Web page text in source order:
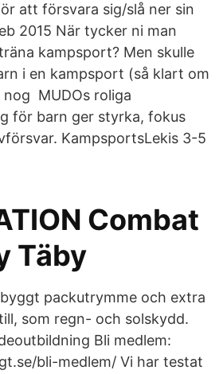
att försvara sig/slå ner sin
2015 När tycker ni man
kampsport? Men skulle
i en kampsport (så klart om
nog MUDOs roliga
för barn ger styrka, fokus
KampsportsLekis 3-5
Combat
Täby
packutrymme och extra
som regn- och solskydd.
Bli medlem:
bli-medlem/ Vi har testat